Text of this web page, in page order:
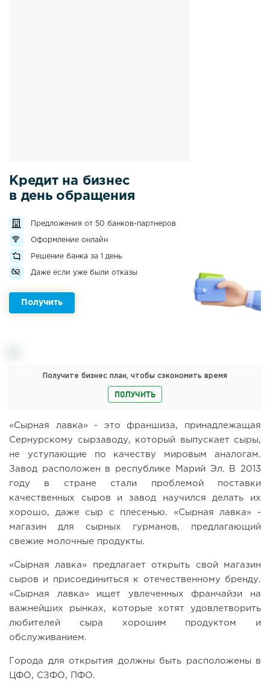
Кредит на бизнес
в день обращения
Предложения от 50 банков-партнеров
Оформление онлайн
Решение банка за 1 день
Даже если уже были отказы
Получить
Получите бизнес план, чтобы сэкономить время
ПОЛУЧИТЬ
«Сырная лавка» - это франшиза, принадлежащая
Сернурскому сырзаводу, который выпускает сыры,
не уступающие по качеству мировым аналогам.
Завод расположен в республике Марий Эл. В 2013
году в стране стали проблемой поставки
качественных сыров и завод научился делать их
хорошо, даже сыр с плесенью. «Сырная лавка» -
магазин для сырных гурманов, предлагающий
свежие молочные продукты.
«Сырная лавка» предлагает открыть свой магазин
сыров и присоединиться к отечественному бренду.
«Сырная лавка» ищет увлеченных франчайзи на
важнейших рынках, которые хотят удовлетворить
любителей сыра хорошим продуктом и
обслуживанием.
Города для открытия должны быть расположены в
ЦФО, СЗФО, ПФО.